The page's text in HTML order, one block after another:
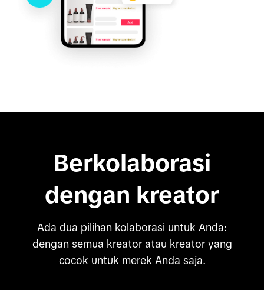
Berkolaborasi
dengan kreator
Ada dua pilihan kolaborasi untuk Anda:
dengan semua kreator atau kreator yang
cocok untuk merek Anda saja.